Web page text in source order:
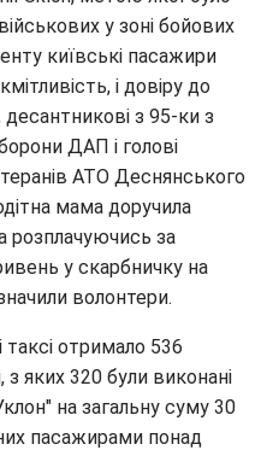
у зоні бойових
київські пасажири
і довіру до
з 95-ки з
ДАП і голові
АТО Деснянського
мама доручила
розплачуючись за
у скарбничку на
волонтери.
таксі отримало 536
яких 320 були виконані
на загальну суму 30
пасажирами понад